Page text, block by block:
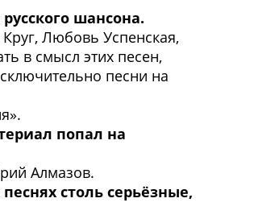
шансона.
Любовь Успенская,
в смысл этих песен,
песни на
попал на
Алмазов.
столь серьёзные,